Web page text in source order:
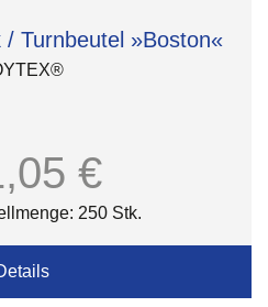
/ Turnbeutel »Boston«
€
250 Stk.